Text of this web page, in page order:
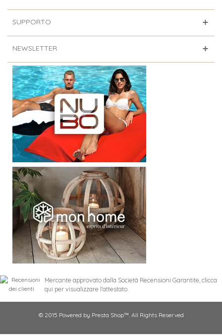
SUPPORTO
NEWSLETTER
Mercante approvato dalla Società Recensioni Garantite, clicca
qui per visualizzare l'attestato
© 2015 Powered by Presta Shop™. All Rights Reserved